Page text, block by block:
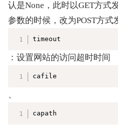
认是None，此时以GET方式
参数的时候，改为POST方式
timeout
：设置网站的访问超时时间
cafile
、
capath